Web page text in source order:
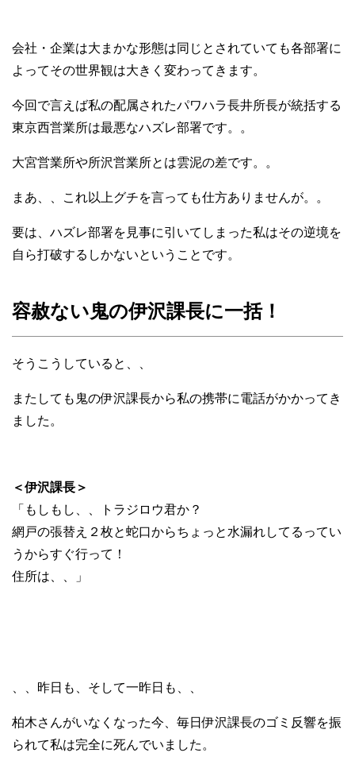
会社・企業は大まかな形態は同じとされていても各部署に
よってその世界観は大きく変わってきます。
今回で言えば私の配属されたパワハラ長井所長が統括する
東京西営業所は最悪なハズレ部署です。。
大宮営業所や所沢営業所とは雲泥の差です。。
まあ、、これ以上グチを言っても仕方ありませんが。。
要は、ハズレ部署を見事に引いてしまった私はその逆境を
自ら打破するしかないということです。
容赦ない鬼の伊沢課長に一括！
そうこうしていると、、
またしても鬼の伊沢課長から私の携帯に電話がかかってき
ました。
＜伊沢課長＞
「もしもし、、トラジロウ君か？
網戸の張替え２枚と蛇口からちょっと水漏れしてるってい
うからすぐ行って！
住所は、、」
、、昨日も、そして一昨日も、、
柏木さんがいなくなった今、毎日伊沢課長のゴミ反響を振
られて私は完全に死んでいました。